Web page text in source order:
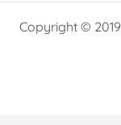
Copyright ©